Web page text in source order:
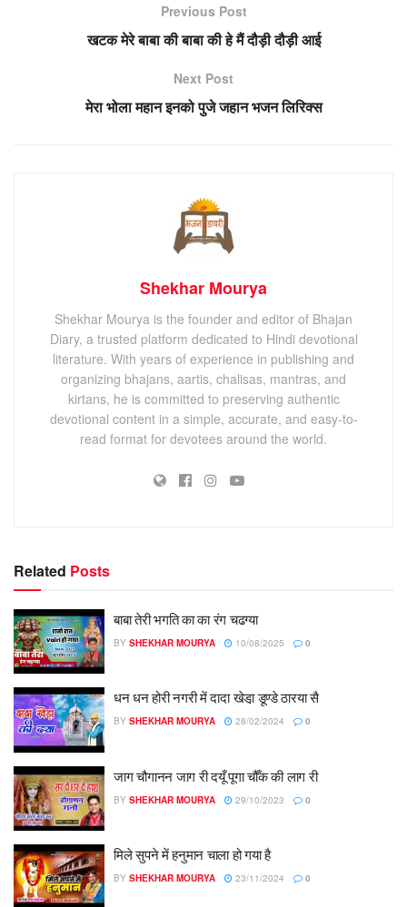
Previous Post
खटक मेरे बाबा की बाबा की हे मैं दौड़ी दौड़ी आई
Next Post
मेरा भोला महान इनको पुजे जहान भजन लिरिक्स
Shekhar Mourya
Shekhar Mourya is the founder and editor of Bhajan
Diary, a trusted platform dedicated to Hindi devotional
literature. With years of experience in publishing and
organizing bhajans, aartis, chalisas, mantras, and
kirtans, he is committed to preserving authentic
devotional content in a simple, accurate, and easy-to-
read format for devotees around the world.
Related Posts
बाबा तेरी भगति का का रंग चढग्या
BY SHEKHAR MOURYA 10/08/2025 0
धन धन होरी नगरी में दादा खेडा़ डूण्डे ठारया सै
BY SHEKHAR MOURYA 28/02/2024 0
जाग चौगानन जाग री दयूँ पूगा चौँक की लाग री
BY SHEKHAR MOURYA 29/10/2023 0
मिले सुपने में हनुमान चाला हो गया है
BY SHEKHAR MOURYA 23/11/2024 0